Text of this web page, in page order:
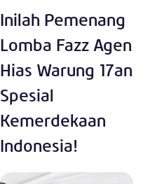
Inilah Pemenang
Lomba Fazz Agen
Hias Warung 17an
Spesial
Kemerdekaan
Indonesia!